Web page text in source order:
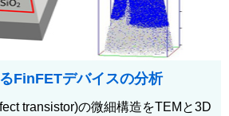
FinFETデバイスの分析
transistor)の微細構造をTEMと3D